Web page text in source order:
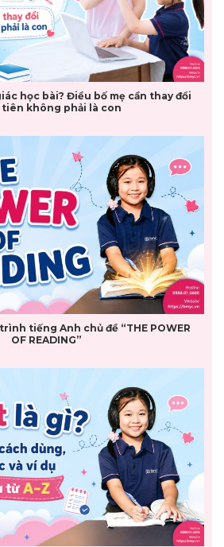
học bài? Điều bố mẹ cần thay đổi
không phải là con
tiếng Anh chủ đề “THE POWER
OF READING”